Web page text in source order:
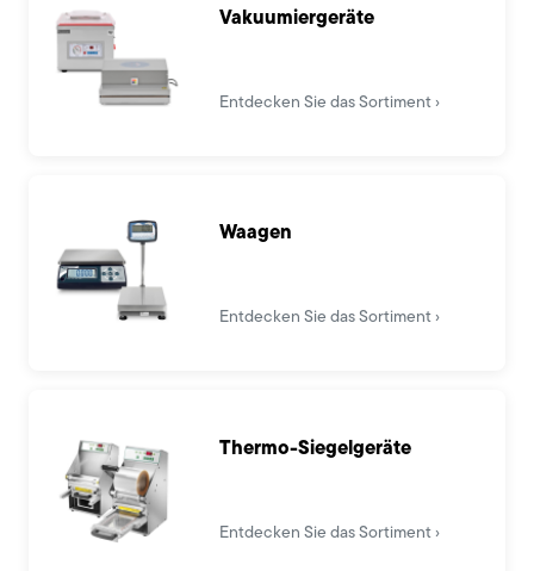
Vakuumiergeräte
Entdecken Sie das Sortiment
Waagen
Entdecken Sie das Sortiment
Thermo-Siegelgeräte
Entdecken Sie das Sortiment